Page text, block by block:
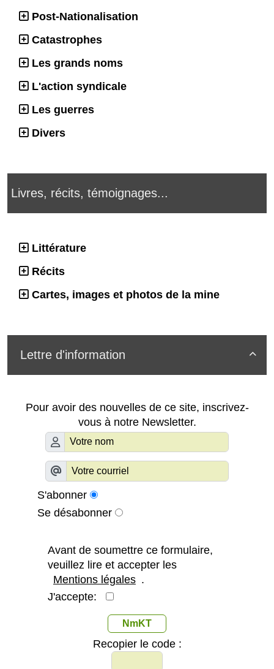
Post-Nationalisation
Catastrophes
Les grands noms
L'action syndicale
Les guerres
Divers
Livres, récits, témoignages...
Littérature
Récits
Cartes, images et photos de la mine

Lettre d'information
Pour avoir des nouvelles de ce site, inscrivez-
vous à notre Newsletter.
S'abonner
Se désabonner
Avant de soumettre ce formulaire,
veuillez lire et accepter les
Mentions légales .
J'accepte:
NmKT
Recopier le code :